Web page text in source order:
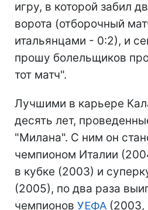
игру, в которой забил
ворота (отборочный
итальянцами - 0:2), и
прошу болельщиков
тот матч".
Лучшими в карьере
десять лет,
"Милана". С ним он
чемпионом Италии
в кубке (2003) и
(2005), по два раза
чемпионов УЕФА (2003,